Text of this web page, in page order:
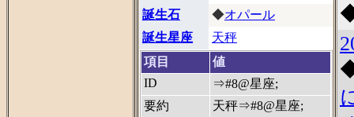
誕生石
◆オパール
誕生星座
天秤
項目
値
ID
⇒#8@星座;
要約
天秤⇒#8@星座;